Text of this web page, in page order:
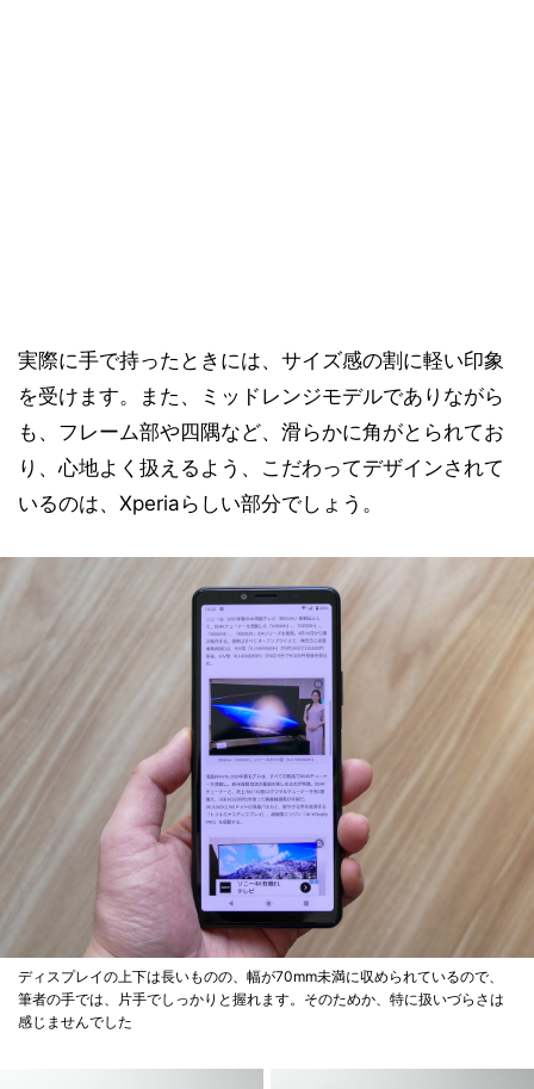
実際に手で持ったときには、サイズ感の割に軽い印象
を受けます。また、ミッドレンジモデルでありながら
も、フレーム部や四隅など、滑らかに角がとられてお
り、心地よく扱えるよう、こだわってデザインされて
いるのは、Xperiaらしい部分でしょう。
ディスプレイの上下は長いものの、幅が70mm未満に収められているので、
筆者の手では、片手でしっかりと握れます。そのためか、特に扱いづらさは
感じませんでした